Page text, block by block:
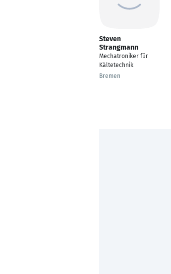
Steven
Strangmann
Mechatroniker für
Kältetechnik
Bremen